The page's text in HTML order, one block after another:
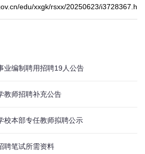
edu/xxgk/rsxx/20250623/
业编制聘用招聘19人公告
教师招聘补充公告
校本部专任教师拟聘公示
聘笔试所需资料